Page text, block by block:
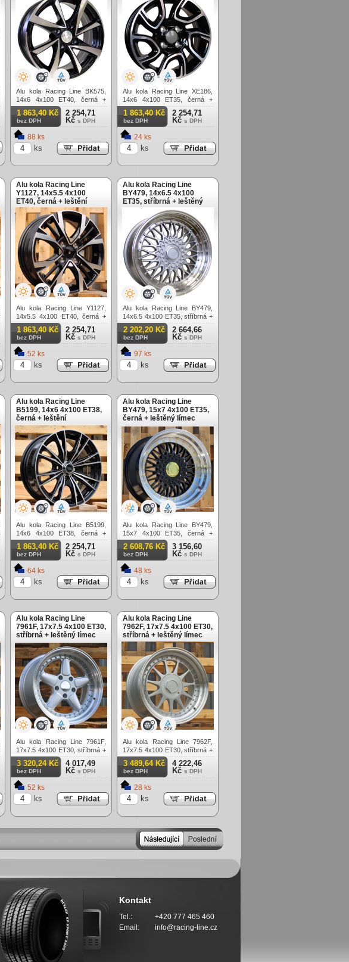
Alu kola Racing Line BK575,
14x6 4x100 ET40, černá +
leštění
1 863,40 Kč
bez DPH
2 254,71
Kč s DPH
88 ks
ks
Alu kola Racing Line XE186,
14x6 4x100 ET35, černá +
leštění
1 863,40 Kč
bez DPH
2 254,71
Kč s DPH
24 ks
ks
Alu kola Racing Line
Y1127, 14x5.5 4x100
ET40, černá + leštění
Alu kola Racing Line Y1127,
14x5.5 4x100 ET40, černá +
leštění
1 863,40 Kč
bez DPH
2 254,71
Kč s DPH
52 ks
ks
Alu kola Racing Line
BY479, 14x6.5 4x100
ET35, stříbrná + leštěný
Alu kola Racing Line BY479,
14x6.5 4x100 ET35, stříbrná +
leštěný límec
2 202,20 Kč
bez DPH
2 664,66
Kč s DPH
97 ks
ks
Alu kola Racing Line
B5199, 14x6 4x100 ET38,
černá + leštění
Alu kola Racing Line B5199,
14x6 4x100 ET38, černá +
leštění
1 863,40 Kč
bez DPH
2 254,71
Kč s DPH
64 ks
ks
Alu kola Racing Line
BY479, 15x7 4x100 ET35,
černá + leštěný límec
Alu kola Racing Line BY479,
15x7 4x100 ET35, černá +
leštěný límec
2 608,76 Kč
bez DPH
3 156,60
Kč s DPH
48 ks
ks
Alu kola Racing Line
7961F, 17x7.5 4x100 ET30,
stříbrná + leštěný límec
Alu kola Racing Line 7961F,
17x7.5 4x100 ET30, stříbrná +
leštěný límec
3 320,24 Kč
bez DPH
4 017,49
Kč s DPH
52 ks
ks
Alu kola Racing Line
7962F, 17x7.5 4x100 ET30,
stříbrná + leštěný límec
Alu kola Racing Line 7962F,
17x7.5 4x100 ET30, stříbrná +
leštěný límec
3 489,64 Kč
bez DPH
4 222,46
Kč s DPH
28 ks
ks
Kontakt
Tel.:
+420 777 465 460
Email:
info@racing-line.cz